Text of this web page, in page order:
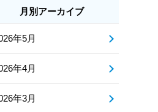
月別アーカイブ
年5月
年4月
年3月